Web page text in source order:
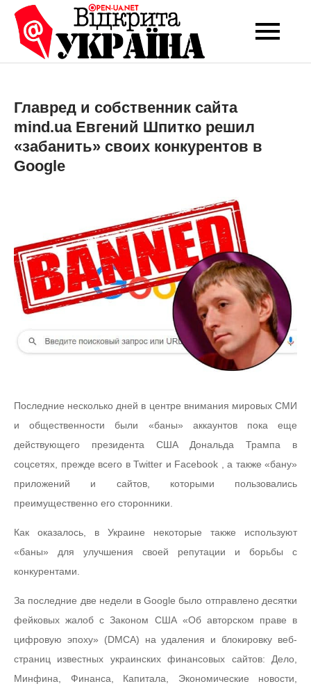
Перейти
вмісту
Open-UA
NET
Це ваше надійне
експертних думок
Главред и собственник сайта
mind.ua Евгений Шпитко решил
«забанить» своих конкурентов в
Google
Последние несколько дней в центре внимания мировых СМИ
и общественности были «баны» аккаунтов пока еще
действующего президента США Дональда Трампа в
соцсетях, прежде всего в Twitter и Facebook , а также «бану»
приложений и сайтов, которыми пользовались
преимущественно его сторонники.
Как оказалось, в Украине некоторые также используют
«баны» для улучшения своей репутации и борьбы с
конкурентами.
За последние две недели в Google было отправлено десятки
фейковых жалоб с Законом США «Об авторском праве в
цифровую эпоху» (DMCA) на удаления и блокировку веб-
страниц известных украинских финансовых сайтов: Дело,
Минфина, Финанса, Капитала, Экономические новости,